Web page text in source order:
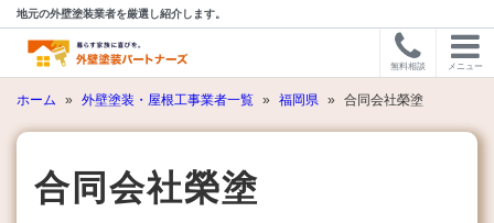
地元の外壁塗装業者を厳選し紹介します。
無料相談 メニュー
ホーム » 外壁塗装・屋根工事業者一覧 » 福岡県 » 合同会社榮塗
合同会社榮塗